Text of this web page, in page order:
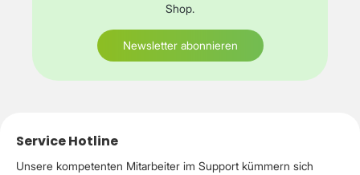
Shop.
Newsletter abonnieren
Service Hotline
Unsere kompetenten Mitarbeiter im Support kümmern sich